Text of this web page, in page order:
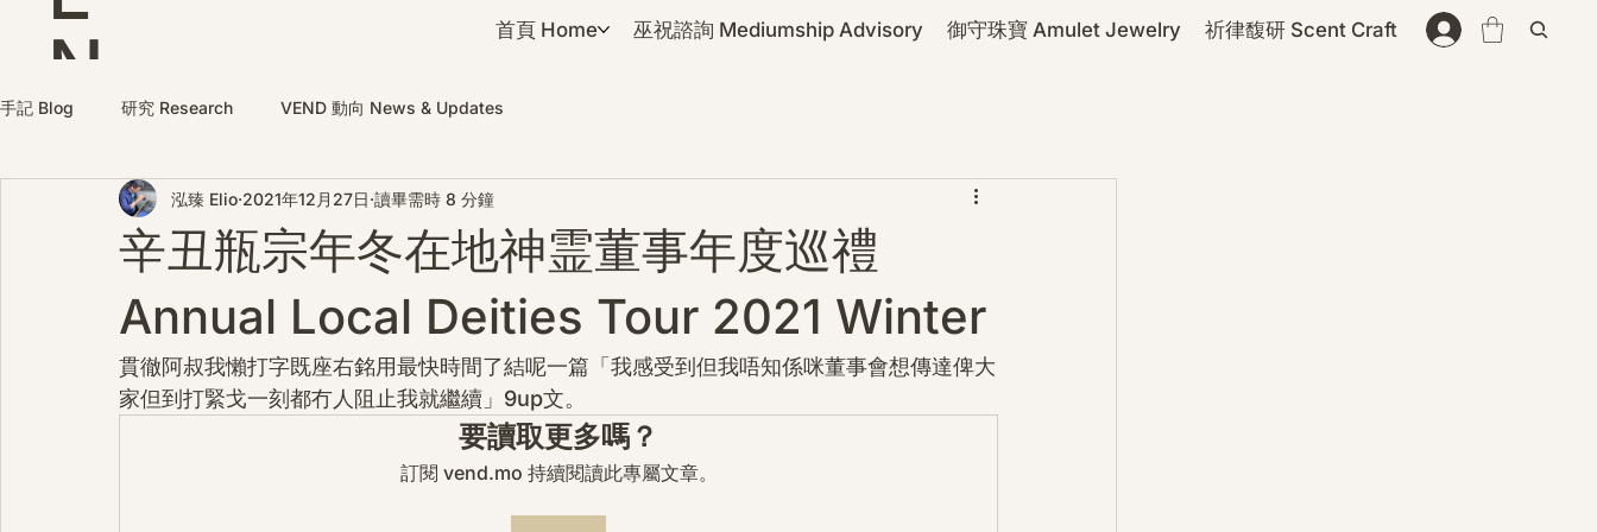
N
D
首頁 Home 巫祝諮詢 Mediumship Advisory 御守珠寶 Amulet Jewelry 祈律馥研 Scent Craft
手記 Blog 研究 Research VEND 動向 News & Updates
辛丑瓶宗年冬在地神霊董事年度巡禮
Annual Local Deities Tour 2021 Winter
泓臻 Elio 2021年12月27日 讀畢需時 8 分鐘
貫徹阿叔我懶打字既座右銘用最快時間了結呢一篇「我感受到但我唔知係咪董事會想傳達俾大
家但到打緊戈一刻都冇人阻止我就繼續」9up文。
要讀取更多嗎？
訂閱 vend.mo 持續閱讀此專屬文章。